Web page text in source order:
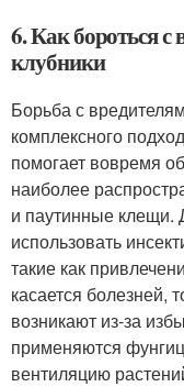
6. Как бороться с
клубники
Борьба с
комплексного
помогает вовремя
наиболее
и паутинные
использовать
такие как
касается болезней,
возникают из-за
применяются
вентиляцию